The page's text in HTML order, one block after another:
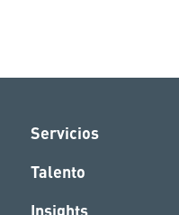
Servicios
Talento
Insights